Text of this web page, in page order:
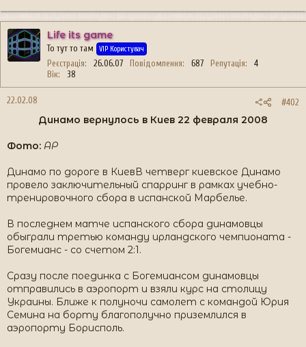
Life its game
То тут то там VIP Користувач
Реєстрація 26.06.07 Повідомлення 687 Репутація
4
Вік
38
22.02.08 #402
Динамо вернулось в Киев 22 февраля 2008​
Фото: АР
Динамо по дороге в КиевВ четверг киевское Динамо
провело заключительный спарринг в рамках учебно-
тренировочного сбора в испанской Марбелье.
В последнем матче испанского сбора динамовцы
обыграли третью команду ирландского чемпионата -
Богемианс - со счетом 2:1.
Сразу после поединка с Богемиансом динамовцы
отправились в аэропорт и взяли курс на столицу
Украины. Ближе к полуночи самолет с командой Юрия
Семина на борту благополучно приземлился в
аэропорту Борисполь.